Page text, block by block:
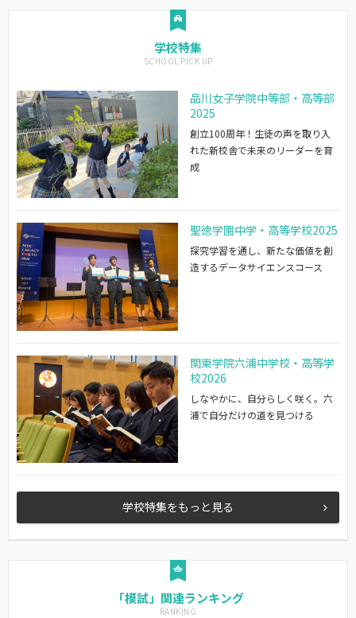
学校特集
品川女子学院中等部・高等部
2025
創立100周年！生徒の声を取り入
れた新校舎で未来のリーダーを育
成
聖徳学園中学・高等学校2025
探究学習を通し、新たな価値を創
造するデータサイエンスコース
関東学院六浦中学校・高等学
校2026
しなやかに、自分らしく咲く。六
浦で自分だけの道を見つける
学校特集をもっと見る
「模試」関連ランキング